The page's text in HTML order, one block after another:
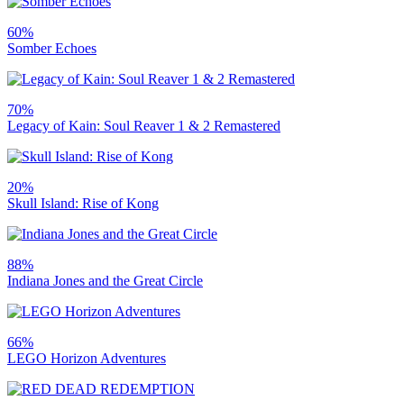
60%
Somber Echoes
70%
Legacy of Kain: Soul Reaver 1 & 2 Remastered
20%
Skull Island: Rise of Kong
88%
Indiana Jones and the Great Circle
66%
LEGO Horizon Adventures